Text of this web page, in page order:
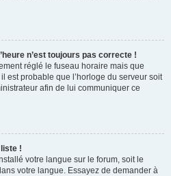
n’est toujours pas correcte !
réglé le fuseau horaire mais que
il est probable que l’horloge du serveur soit
afin de lui communiquer ce
!
votre langue sur le forum, soit le
votre langue. Essayez de demander à